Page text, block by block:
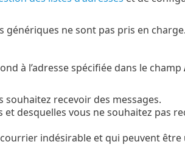
génériques ne sont pas pris en charge.
à l’adresse spécifiée dans le champ
recevoir des messages.
desquelles vous ne souhaitez pas
indésirable et qui peuvent être